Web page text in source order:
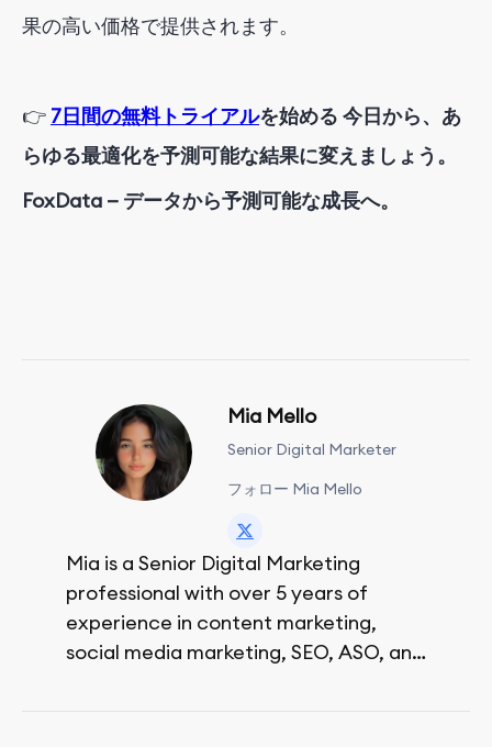
果の高い価格で提供されます。
👉 7日間の無料トライアルを始める 今日から、あ
らゆる最適化を予測可能な結果に変えましょう。
FoxData — データから予測可能な成長へ。
Mia Mello
Senior Digital Marketer
フォロー Mia Mello
Mia is a Senior Digital Marketing
professional with over 5 years of
experience in content marketing,
social media marketing, SEO, ASO, and